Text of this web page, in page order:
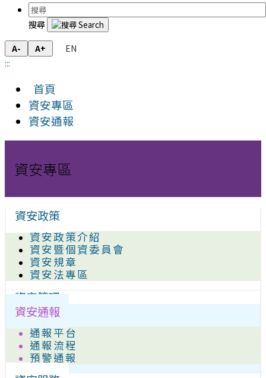
搜尋
A- A+
EN
:::
首頁
資安專區
資安通報
資安專區
資安政策
資安政策介紹
資安暨個資委員會
資安規章
資安法專區
資安管理
資安通報
通報平台
通報流程
預警通報